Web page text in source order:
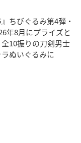
』ちびぐるみ第4弾・
年8月にプライズと
10振りの刀剣男士
ぬいぐるみに